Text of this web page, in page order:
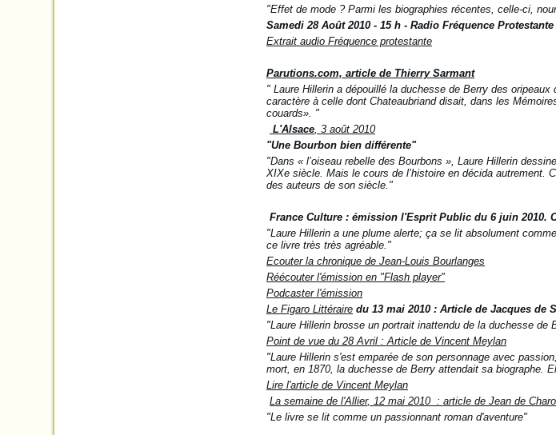
"Effet de mode ? Parmi les biographies récentes, celle-ci,
Samedi 28 Août 2010 - 15 h - Radio Fréquence Protestante
Extrait audio Fréquence protestante
Parutions.com, article de Thierry Sarmant
" Laure Hillerin a dépouillé la duchesse de Berry des
caractère à celle dont Chateaubriand disait, dans les
couards». "
L'Alsace, 3 août 2010
"Une Bourbon bien différente"
"Dans « l’oiseau rebelle des Bourbons », Laure Hillerin
XIXe siècle. Mais le cours de l’histoire en décida autrement.
des auteurs de son siècle."
France Culture : émission l'Esprit Public du 6 juin 2010.
"Laure Hillerin a une plume alerte; ça se lit absolument
ce livre très très agréable."
Ecouter la chronique de Jean-Louis Bourlanges
Réécouter l'émission en "Flash player"
Podcaster l'émission
Le Figaro Littéraire du 13 mai 2010 : Article de Jacques de
"Laure Hillerin brosse un portrait inattendu de la duchesse de
Point de vue du 28 Avril : Article de Vincent Meylan
"Laure Hillerin s'est emparée de son personnage avec
mort, en 1870, la duchesse de Berry attendait sa biographe.
Lire l'article de Vincent Meylan
La semaine de l'Allier, 12 mai 2010 : article de Jean de
"Le livre se lit comme un passionnant roman d'aventure"